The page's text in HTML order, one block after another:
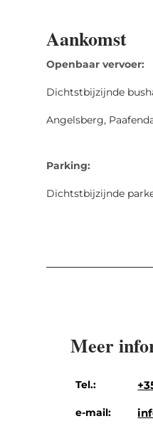
Aankomst
Openbaar vervoer:
Dichtstbijzijnde
Angelsberg,
Parking:
Dichtstbijzijnde
Meer
Tel.:
e-mail: